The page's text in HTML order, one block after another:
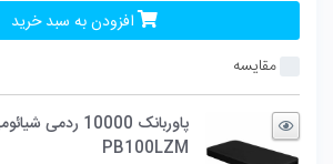
افزودن به سبد خرید
مقایسه
PB100LZM